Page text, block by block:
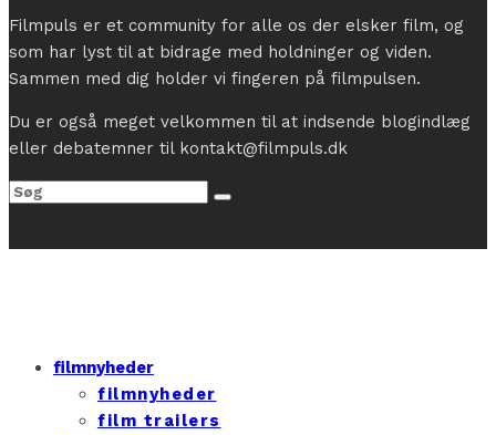
Filmpuls er et community for alle os der elsker film, og
som har lyst til at bidrage med holdninger og viden.
Sammen med dig holder vi fingeren på filmpulsen.
Du er også meget velkommen til at indsende blogindlæg
eller debatemner til kontakt@filmpuls.dk
filmnyheder
filmnyheder
film trailers